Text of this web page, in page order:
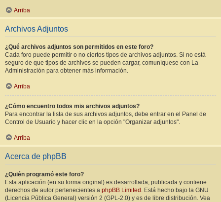
Arriba
Archivos Adjuntos
¿Qué archivos adjuntos son permitidos en este foro?
Cada foro puede permitir o no ciertos tipos de archivos adjuntos. Si no está
seguro de que tipos de archivos se pueden cargar, comuníquese con La
Administración para obtener más información.
Arriba
¿Cómo encuentro todos mis archivos adjuntos?
Para encontrar la lista de sus archivos adjuntos, debe entrar en el Panel de
Control de Usuario y hacer clic en la opción "Organizar adjuntos".
Arriba
Acerca de phpBB
¿Quién programó este foro?
Esta aplicación (en su forma original) es desarrollada, publicada y contiene
derechos de autor pertenecientes a phpBB Limited . Está hecho bajo la GNU
(Licencia Pública General) versión 2 (GPL-2.0) y es de libre distribución. Vea